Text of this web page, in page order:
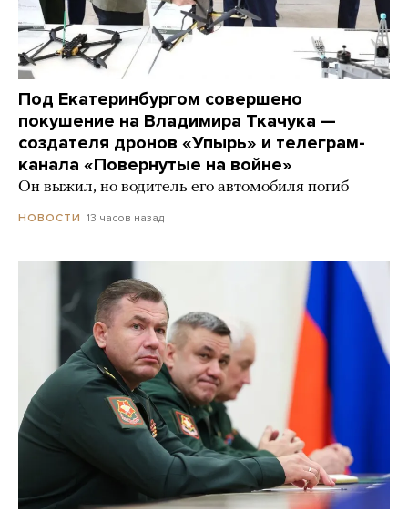
Под Екатеринбургом совершено
покушение на Владимира Ткачука —
создателя дронов «Упырь» и телеграм-
канала «Повернутые на войне»
Он выжил, но водитель его автомобиля погиб
НОВОСТИ 13 часов назад